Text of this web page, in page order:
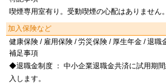
喫煙専用室有り。受動喫煙の心配はありません。
加入保険など
健康保険 / 雇用保険 / 労災保険 / 厚生年金 / 退職
補足事項
◆退職金制度 ： 中小企業退職金共済に試用期
入します。